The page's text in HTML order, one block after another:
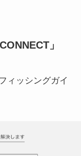
CONNECT」
ィッシングガイ